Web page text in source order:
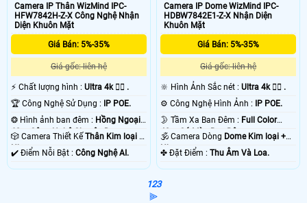
Camera IP Thân WizMind IPC-
HFW7842H-Z-X Công Nghệ Nhận
Diện Khuôn Mặt
Giá Bán: 5%-35%
Giá gốc: liên hệ
️⚡ Chất lượng hình : Ultra 4k 👍🏾 .
🏆 Công Nghệ Sử Dụng : IP POE.
❂ Hình ảnh ban đêm : Hồng Ngoại
60m Công Nghệ Chuyên Dụng.
🎲 Camera Thiết KếThân Kim loại +
Nhựa.
️✔️ Điểm Nỗi Bật : Công Nghệ AI.
Camera IP Dome WizMind IPC-
HDBW7842E1-Z-X Nhận Diện
Khuôn Mặt
Giá Bán: 5%-35%
Giá gốc: liên hệ
🔆 Hình Ảnh Sắc nét :Ultra 4k 👍🏾 .
⚙ Công Nghệ Hình Ảnh : IP POE.
🌛 Tầm Xa Ban Đêm : Full Color
40m Có Màu Ban Ðêm.
🕉️ Camera Dòng Dome Kim loại +
Nhựa.
️✤ Đặt Điểm :Thu Âm Và Loa.
123
⫸